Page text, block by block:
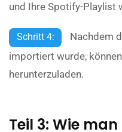
und Ihre Spotify-Playlist
Schritt 4:
Nachdem
importiert wurde,
herunterzuladen.
Teil 3: Wie